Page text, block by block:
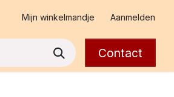
Mijn winkelmandje Aanmelden
Contact